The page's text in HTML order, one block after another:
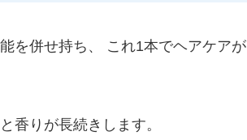
を併せ持ち、 これ1本でヘアケアが
香りが長続きします。